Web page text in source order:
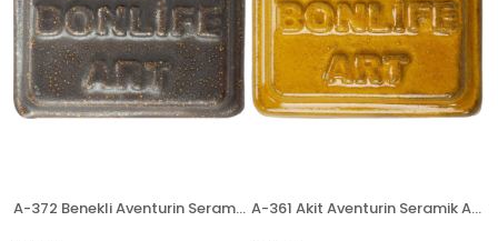
A-372 Benekli Aventurin Seramik Artistik Sır A-361 Akit Aventurin Seramik Artistik Sır